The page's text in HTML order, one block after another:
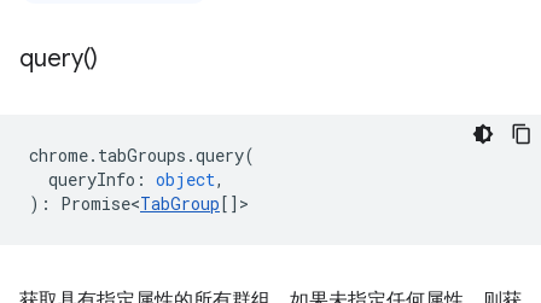
query()
chrome. tabGroups .query(
queryInfo : object,
) : Promise<TabGroup[] >